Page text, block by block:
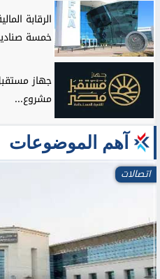
الرقابة
خمسة
جهاز
مشروع...
آهم الموضوعات
اتصالات